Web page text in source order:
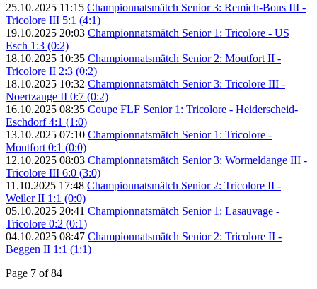
25.10.2025 11:15 Championnatsmätch Senior 3: Remich-Bous III -
Tricolore III 5:1 (4:1)
19.10.2025 20:03 Championnatsmätch Senior 1: Tricolore - US
Esch 1:3 (0:2)
18.10.2025 10:35 Championnatsmätch Senior 2: Moutfort II -
Tricolore II 2:3 (0:2)
18.10.2025 10:32 Championnatsmätch Senior 3: Tricolore III -
Noertzange II 0:7 (0:2)
16.10.2025 08:35 Coupe FLF Senior 1: Tricolore - Heiderscheid-
Eschdorf 4:1 (1:0)
13.10.2025 07:10 Championnatsmätch Senior 1: Tricolore -
Moutfort 0:1 (0:0)
12.10.2025 08:03 Championnatsmätch Senior 3: Wormeldange III -
Tricolore III 6:0 (3:0)
11.10.2025 17:48 Championnatsmätch Senior 2: Tricolore II -
Weiler II 1:1 (0:0)
05.10.2025 20:41 Championnatsmätch Senior 1: Lasauvage -
Tricolore 0:2 (0:1)
04.10.2025 08:47 Championnatsmätch Senior 2: Tricolore II -
Beggen II 1:1 (1:1)
Page 7 of 84